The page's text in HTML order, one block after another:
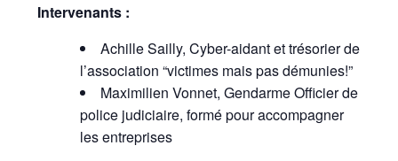
Intervenants :
Achille Sailly,Cyber-aidant et trésorier de
l’association “victimes mais pas démunies!”
Maximilien Vonnet,Gendarme Officier de
police judiciaire, formé pour accompagner
les entreprises